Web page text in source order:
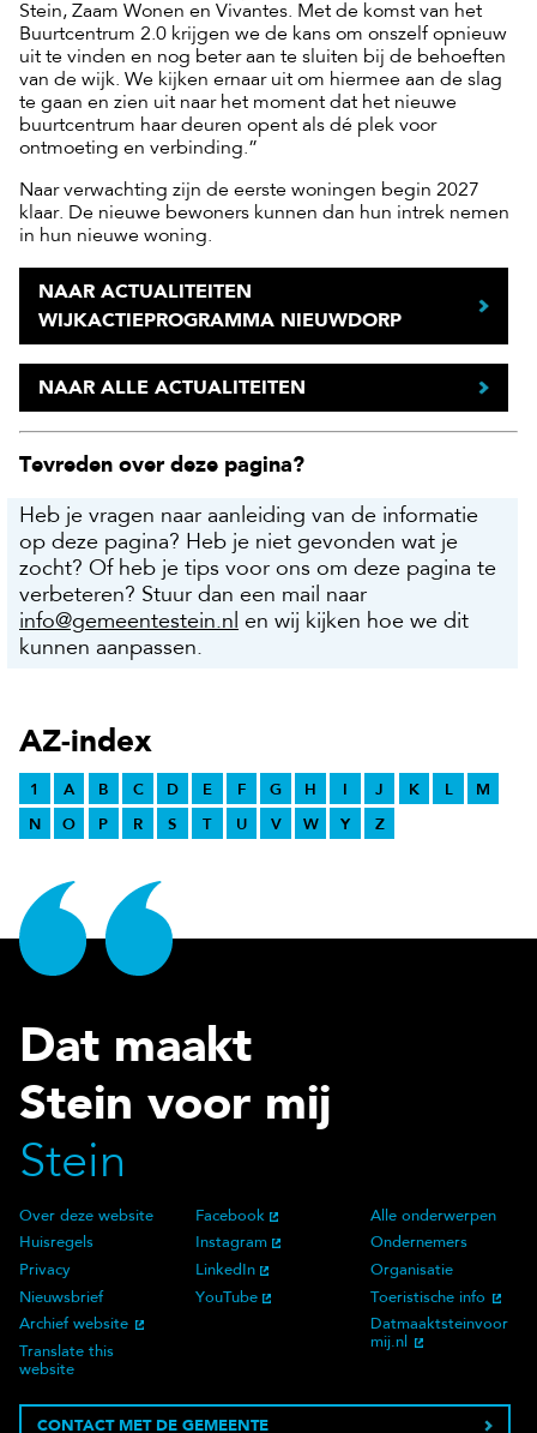
Stein, Zaam Wonen en Vivantes. Met de komst van het
Buurtcentrum 2.0 krijgen we de kans om onszelf opnieuw
uit te vinden en nog beter aan te sluiten bij de behoeften
van de wijk. We kijken ernaar uit om hiermee aan de slag
te gaan en zien uit naar het moment dat het nieuwe
buurtcentrum haar deuren opent als dé plek voor
ontmoeting en verbinding.”
Naar verwachting zijn de eerste woningen begin 2027
klaar. De nieuwe bewoners kunnen dan hun intrek nemen
in hun nieuwe woning.
NAAR ACTUALITEITEN
WIJKACTIEPROGRAMMA NIEUWDORP
NAAR ALLE ACTUALITEITEN
Tevreden over deze pagina?
Heb je vragen naar aanleiding van de informatie
op deze pagina? Heb je niet gevonden wat je
zocht? Of heb je tips voor ons om deze pagina te
verbeteren? Stuur dan een mail naar
info@gemeentestein.nl en wij kijken hoe we dit
kunnen aanpassen.
AZ-index
1 A B C D E F G H I J K L
M
N
O P R S T U V W Y Z
Dat maakt
Stein voor mij
Stein
Over deze website
Over deze website
Huisregels
Privacy
Nieuwsbrief
Archief website
Translate this
website
Social Media
Facebook
Instagram
LinkedIn
YouTube
Alle onderwerpen
Ondernemers
Organisatie
Toeristische info
Datmaaktsteinvoor
mij.nl
CONTACT MET DE GEMEENTE